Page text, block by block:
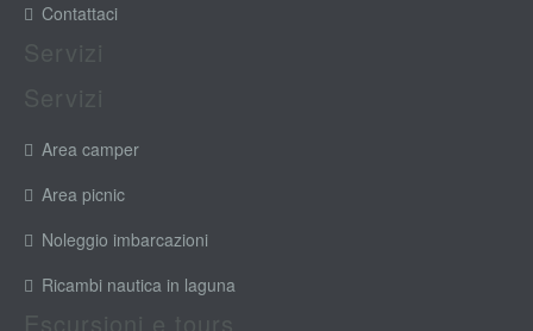
Contattaci
Area camper
Area picnic
Noleggio imbarcazioni
Ricambi nautica in laguna